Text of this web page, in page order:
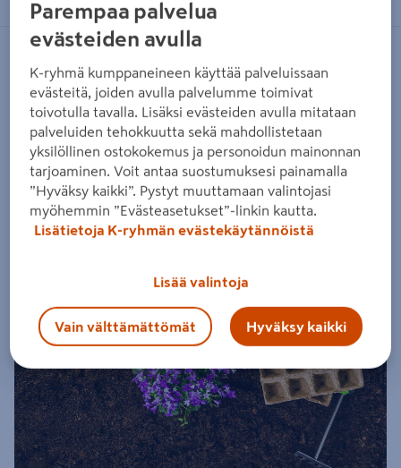
Jotta puutarhasi puhkeaa kukkaan oikeaan aikaan,
kesäkukkien esikasvatus kannattaa aloittaa heti
alkuvuodesta. Käynnistä siis esikasvatus nyt ja pian
saat nauttia kasvun ihmeestä, kun taimet puskevat
mullasta esille!
Kesäkukkien esikasvatuskalenteri
Parempaa palvelua
evästeiden avulla
K-ryhmä kumppaneineen käyttää palveluissaan
evästeitä, joiden avulla palvelumme toimivat
toivotulla tavalla. Lisäksi evästeiden avulla mitataan
palveluiden tehokkuutta sekä mahdollistetaan
yksilöllinen ostokokemus ja personoidun mainonnan
tarjoaminen. Voit antaa suostumuksesi painamalla
”Hyväksy kaikki”. Pystyt muuttamaan valintojasi
myöhemmin ”Evästeasetukset”-linkin kautta.
Lisätietoja K-ryhmän evästekäytännöistä
Lisää valintoja
Vain välttämättömät Hyväksy kaikki